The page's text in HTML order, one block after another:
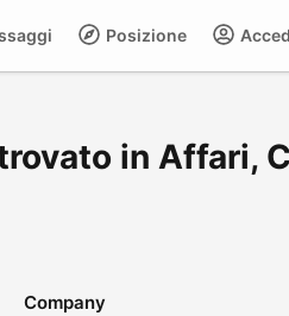
Posizione
in Affari,
Company